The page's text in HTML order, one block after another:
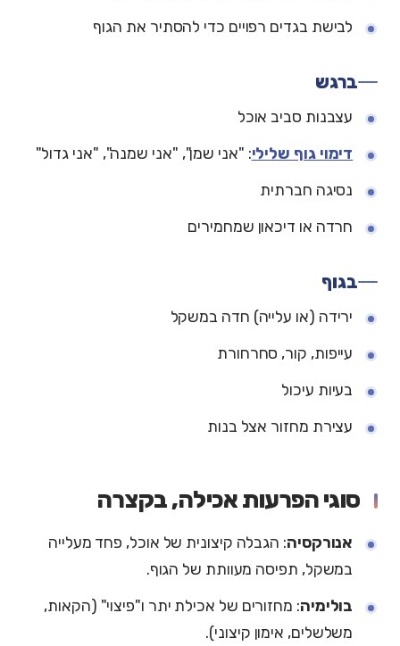
לבישת בגדים רפויים כדי להסתיר את הגוף
ברגש
עצבנות סביב אוכל
דימוי גוף שלילי: "אני שמן", "אני שמנה", "אני גדול"
נסיגה חברתית
חרדה או דיכאון שמחמירים
בגוף
ירידה (או עלייה) חדה במשקל
עייפות, קור, סחרחורת
בעיות עיכול
עצירת מחזור אצל בנות
סוגי הפרעות אכילה, בקצרה
אנורקסיה: הגבלה קיצונית של אוכל, פחד מעלייה
במשקל, תפיסה מעוותת של הגוף.
בולימיה: מחזורים של אכילת יתר ו"פיצוי" (הקאות,
משלשלים, אימון קיצוני).